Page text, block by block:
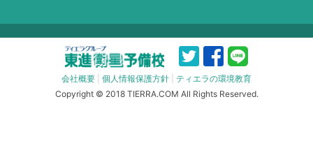
会社概要 個人情報保護方針
ティエラの環境教育
Copyright © 2018 TIERRA.COM All Rights Reserved.